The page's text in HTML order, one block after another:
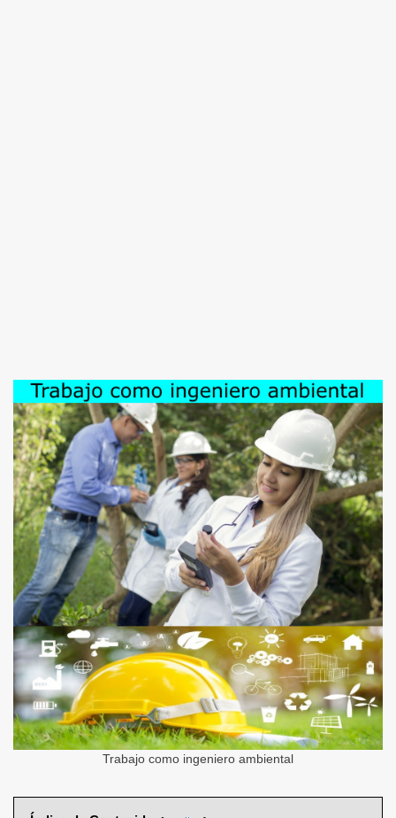
Trabajo como ingeniero ambiental